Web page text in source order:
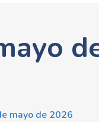
mayo de 2026